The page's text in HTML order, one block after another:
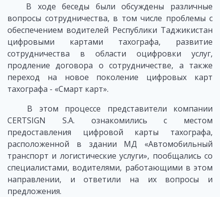
В ходе беседы были обсуждены различные
вопросы сотрудничества, в том числе проблемы с
обеспечением водителей Республики Таджикистан
цифровыми картами тахографа, развитие
сотрудничества в области оцифровки услуг,
продление договора о сотрудничестве, а также
переход на новое поколение цифровых карт
тахографа - «Смарт карт».
В этом процессе представители компании
CERTSIGN S.A. ознакомились с местом
предоставления цифровой карты тахографа,
расположенной в здании МД «Автомобильный
транспорт и логистические услуги», пообщались со
специалистами, водителями, работающими в этом
направлении, и ответили на их вопросы и
предложения.